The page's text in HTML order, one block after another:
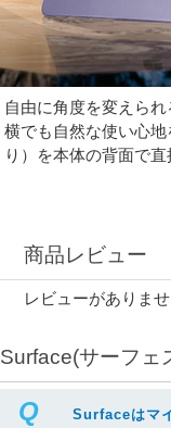
自由に角度を変えら
横でも自然な使い心
り）を本体の背面で
商品レビュー
レビューがありま
Surface(サーフェ
Surfaceはマ